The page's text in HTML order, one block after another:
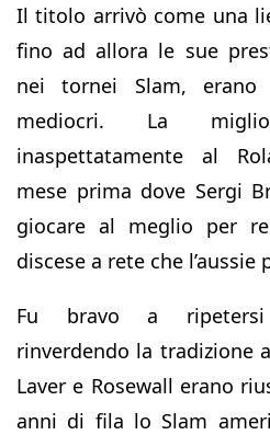
Il titolo arrivò come una
fino ad allora le sue
nei tornei Slam, erano
mediocri. La
inaspettatamente al
mese prima dove Sergi
giocare al meglio per
discese a rete che l’aussie
Fu bravo a ripetersi
rinverdendo la tradizione
Laver e Rosewall erano
anni di fila lo Slam